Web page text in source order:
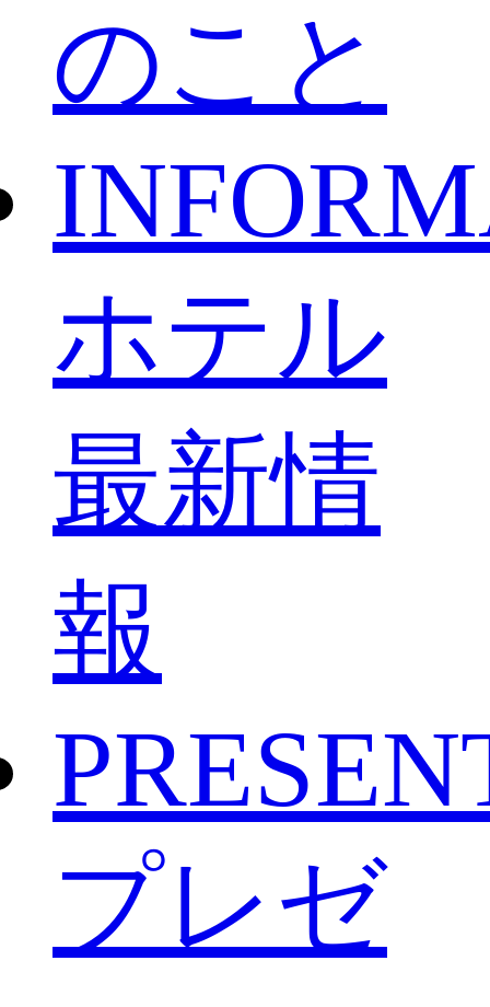
のこと
ホテル
最新情
報
プレゼ